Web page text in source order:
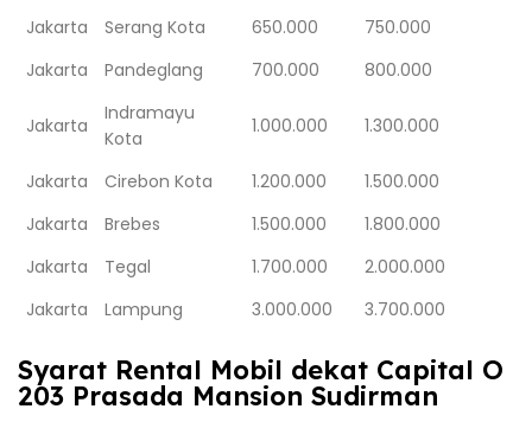
Jakarta
Serang Kota 650.000
750.000
Jakarta
Pandeglang 700.000 800.000
Jakarta
Indramayu
Kota
1.000.000 1.300.000
Jakarta Cirebon Kota 1.200.000
1.500.000
Jakarta
Brebes 1.500.000
1.800.000
Jakarta
Tegal 1.700.000
2.000.000
Jakarta
Lampung 3.000.000 3.700.000
Syarat Rental Mobil dekat Capital O
203 Prasada Mansion Sudirman